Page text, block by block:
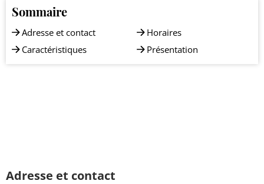
Sommaire
Adresse et contact
Caractéristiques
Horaires
Présentation
Adresse et contact